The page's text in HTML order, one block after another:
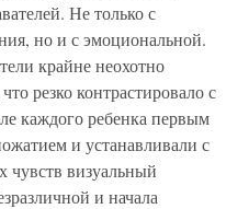
Не только с
но и с эмоциональной.
крайне неохотно
резко контрастировало с
каждого ребенка первым
и устанавливали с
визуальный
и начала